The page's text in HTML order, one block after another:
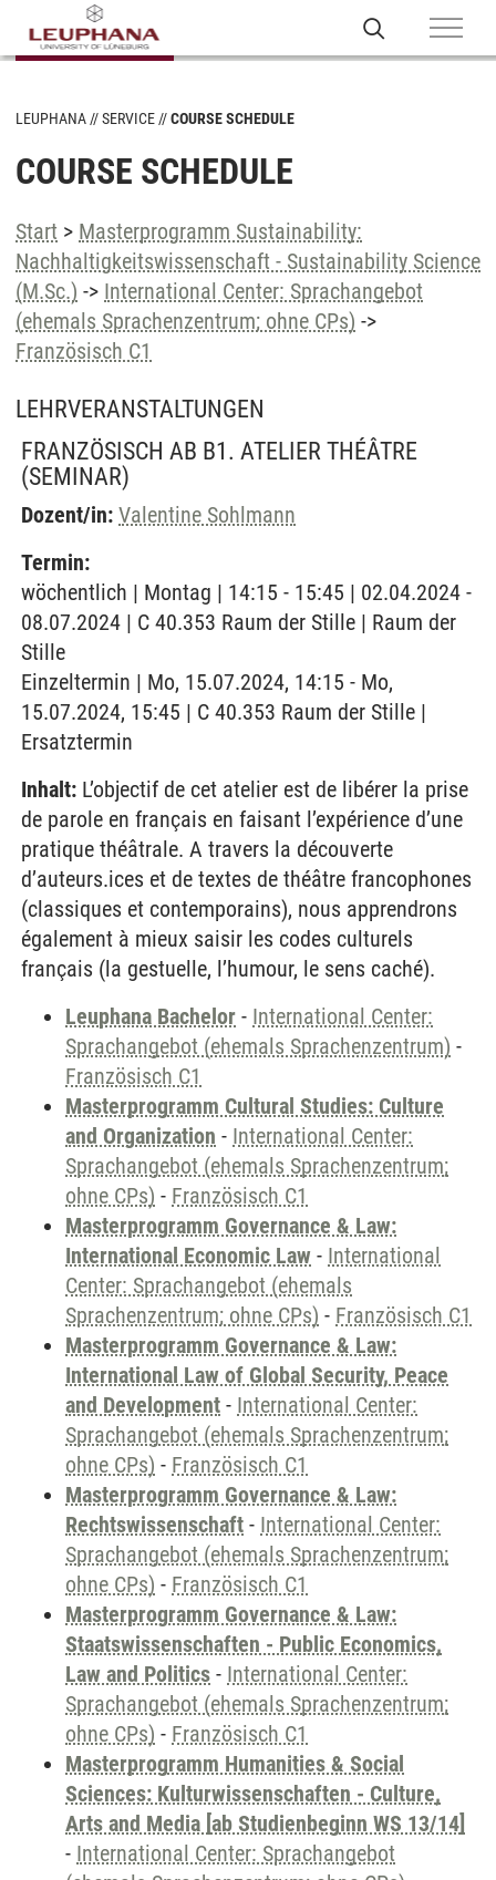
LEUPHANA SERVICE COURSE SCHEDULE
COURSE SCHEDULE
Start > Masterprogramm Sustainability:
Nachhaltigkeitswissenschaft - Sustainability Science
(M.Sc.) -> International Center: Sprachangebot
(ehemals Sprachenzentrum; ohne CPs) ->
Französisch C1
LEHRVERANSTALTUNGEN
FRANZÖSISCH AB B1. ATELIER THÉÂTRE
(SEMINAR)
Dozent/in: Valentine Sohlmann
Termin:
wöchentlich | Montag | 14:15 - 15:45 | 02.04.2024 -
08.07.2024 | C 40.353 Raum der Stille | Raum der
Stille
Einzeltermin | Mo, 15.07.2024, 14:15 - Mo,
15.07.2024, 15:45 | C 40.353 Raum der Stille |
Ersatztermin
Inhalt: L’objectif de cet atelier est de libérer la prise
de parole en français en faisant l’expérience d’une
pratique théâtrale. A travers la découverte
d’auteurs.ices et de textes de théâtre francophones
(classiques et contemporains), nous apprendrons
également à mieux saisir les codes culturels
français (la gestuelle, l’humour, le sens caché).
Leuphana Bachelor - International Center:
Sprachangebot (ehemals Sprachenzentrum) -
Französisch C1
Masterprogramm Cultural Studies: Culture
and Organization - International Center:
Sprachangebot (ehemals Sprachenzentrum;
ohne CPs) - Französisch C1
Masterprogramm Governance & Law:
International Economic Law - International
Center: Sprachangebot (ehemals
Sprachenzentrum; ohne CPs) - Französisch C1
Masterprogramm Governance & Law:
International Law of Global Security, Peace
and Development - International Center:
Sprachangebot (ehemals Sprachenzentrum;
ohne CPs) - Französisch C1
Masterprogramm Governance & Law:
Rechtswissenschaft - International Center:
Sprachangebot (ehemals Sprachenzentrum;
ohne CPs) - Französisch C1
Masterprogramm Governance & Law:
Staatswissenschaften - Public Economics,
Law and Politics - International Center:
Sprachangebot (ehemals Sprachenzentrum;
ohne CPs) - Französisch C1
Masterprogramm Humanities & Social
Sciences: Kulturwissenschaften - Culture,
Arts and Media [ab Studienbeginn WS 13/14]
- International Center: Sprachangebot